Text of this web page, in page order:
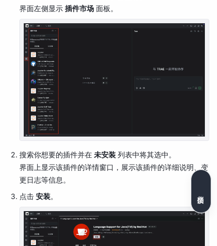
界面左侧显示 插件市场 面板。
搜索你想要的插件并在 未安装 列表中将其选中。
界面上显示该插件的详情窗口，展示该插件的详细说明、变
更日志等信息。
点击 安装。